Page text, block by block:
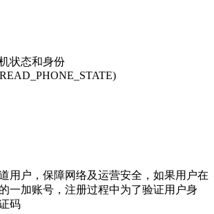
状态和身份
用户，保障网络及运营安全，如果用户在
一加账号，注册过程中为了验证用户身
码